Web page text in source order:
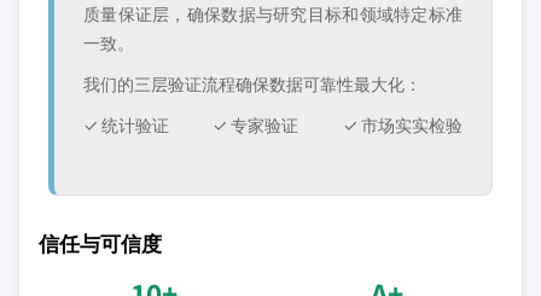
质量保证层，确保数据与研究目标和领域特定标准
一致。
我们的三层验证流程确保数据可靠性最大化：
✓ 统计验证
✓ 专家验证 ✓ 市场实实检验
信任与可信度